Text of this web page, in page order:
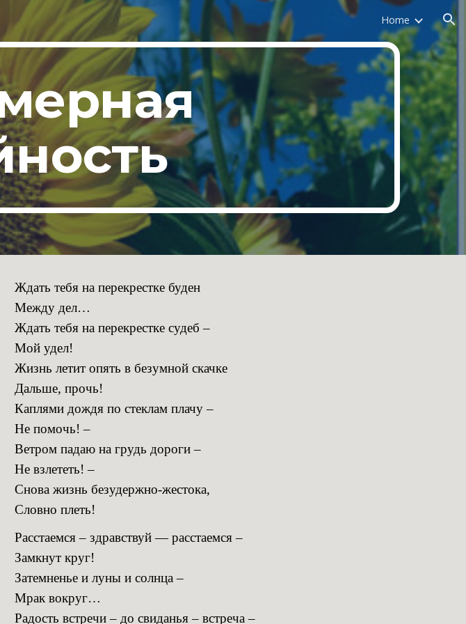
Skip to navigation Home
Ждать тебя на перекрестке буден
Между дел…
Ждать тебя на перекрестке судеб –
Мой удел!
Жизнь летит опять в безумной скачке
Дальше, прочь!
Каплями дождя по стеклам плачу –
Не помочь! –
Ветром падаю на грудь дороги –
Не взлететь! –
Снова жизнь безудержно-жестока,
Словно плеть!
Расстаемся – здравствуй — расстаемся –
Замкнут круг!
Затемненье и луны и солнца –
Мрак вокруг…
Радость встречи – до свиданья – встреча –